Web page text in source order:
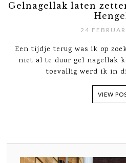
Gelnagellak laten
24
Een tijdje terug was ik op
niet al te duur gel nagellak
toevallig werd ik in
VIEW